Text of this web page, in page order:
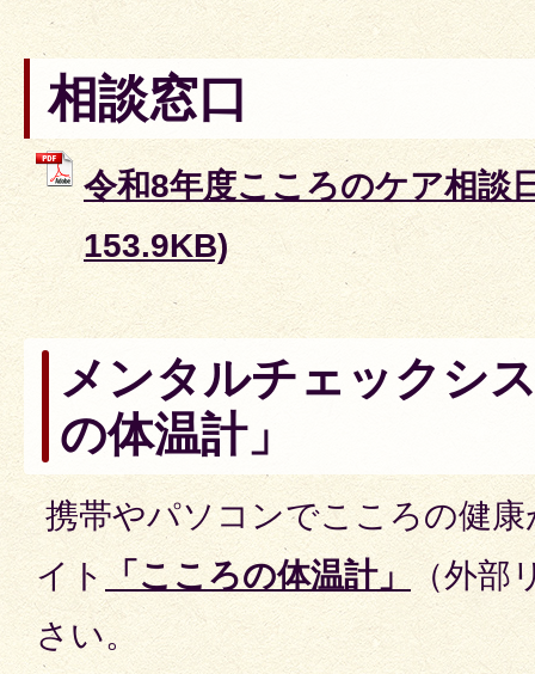
相談窓口
令和8年度こころのケア相談
153.9KB)
メンタルチェックシ
の体温計」
携帯やパソコンでこころの健
イト 「こころの体温計」 （外部
さい。